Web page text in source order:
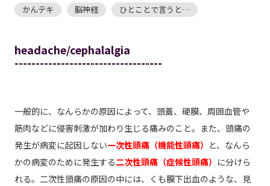
かんテキ 脳神経 ひとことで言うと…
headache/cephalalgia
-----------------------------------
一般的に、なんらかの原因によって、頭蓋、硬膜、周囲血管や
筋肉などに侵害刺激が加わり生じる痛みのこと。また、頭痛の
発生が病変に起因しない一次性頭痛（機能性頭痛） と、なんら
かの病変のために発生する二次性頭痛（症候性頭痛） に分けら
れる。二次性頭痛の原因の中には、くも膜下出血のような、見